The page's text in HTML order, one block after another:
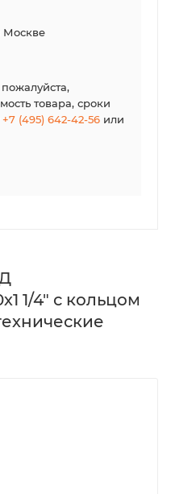
Москве
товара, сроки
+7 (495) 642-42-56 или
1/4" с кольцом